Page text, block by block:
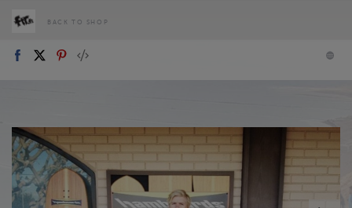
BACK TO SHOP